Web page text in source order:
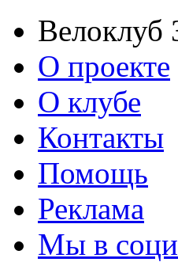
Велоклуб
О проекте
О клубе
Контакты
Помощь
Реклама
Мы в